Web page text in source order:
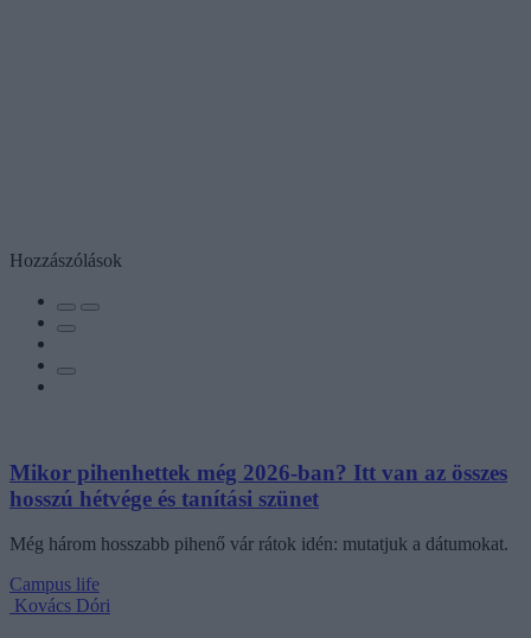
Hozzászólások
Mikor pihenhettek még 2026-ban? Itt van az összes
hosszú hétvége és tanítási szünet
Még három hosszabb pihenő vár rátok idén: mutatjuk a dátumokat.
Campus life
Kovács Dóri